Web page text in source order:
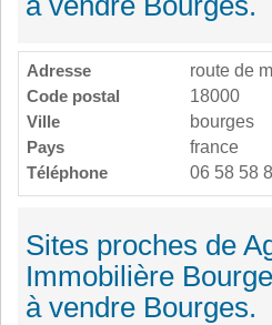
Adresse
route de
Code postal
18000
Ville
bourges
Pays
france
Téléphone
06 58 58
Sites proches de
Immobilière
à vendre Bourges.